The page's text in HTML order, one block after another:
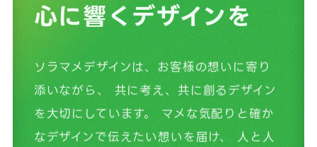
心に響くデザインを
ソラマメデザインは、お客様の想いに寄り
添いながら、
共に考え、共に創るデザイン
を大切にしています。
マメな気配りと確か
なデザインで伝えたい想いを届け、
人と人